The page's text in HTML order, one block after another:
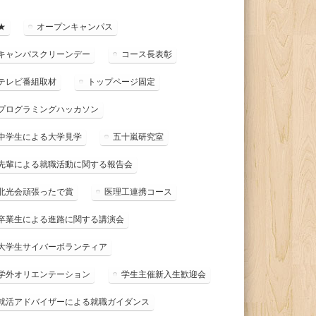
オープンキャンパス
ャンパスクリーンデー コース長表彰
レビ番組取材 トップページ固定
ログラミングハッカソン
学生による大学見学 五十嵐研究室
輩による就職活動に関する報告会
光会頑張ったで賞 医理工連携コース
業生による進路に関する講演会
学生サイバーボランティア
外オリエンテーション 学生主催新入生歓迎会
活アドバイザーによる就職ガイダンス